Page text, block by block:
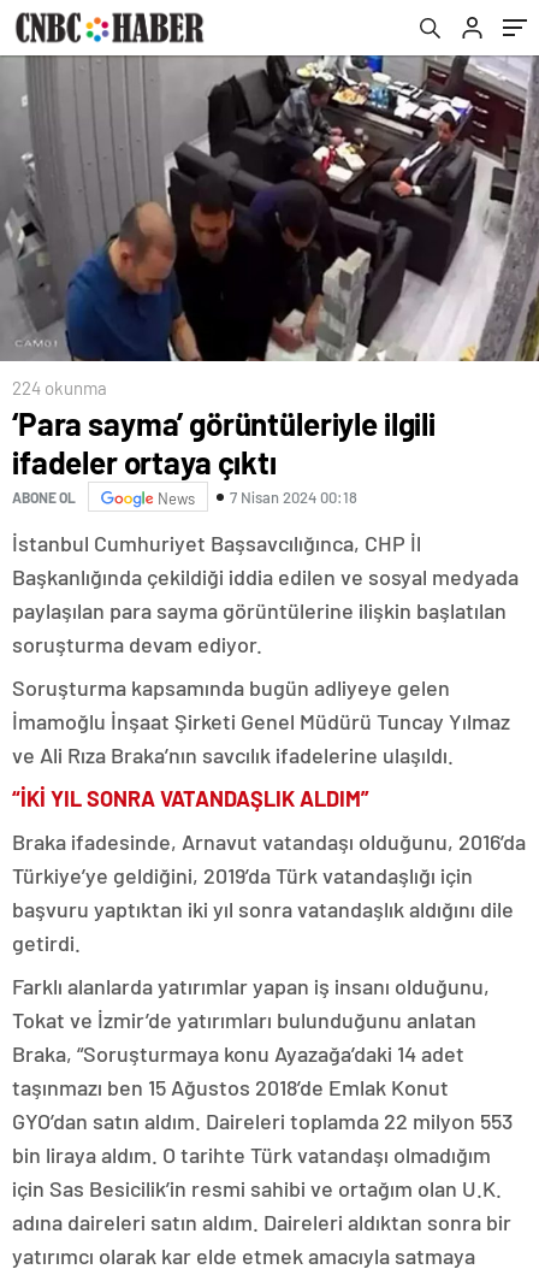
224 okunma
‘Para sayma’ görüntüleriyle ilgili
ifadeler ortaya çıktı
ABONE OL News 7 Nisan 2024 00:18
İstanbul Cumhuriyet Başsavcılığınca, CHP İl
Başkanlığında çekildiği iddia edilen ve sosyal medyada
paylaşılan para sayma görüntülerine ilişkin başlatılan
soruşturma devam ediyor.
Soruşturma kapsamında bugün adliyeye gelen
İmamoğlu İnşaat Şirketi Genel Müdürü Tuncay Yılmaz
ve Ali Rıza Braka’nın savcılık ifadelerine ulaşıldı.
“İKİ YIL SONRA VATANDAŞLIK ALDIM”
Braka ifadesinde, Arnavut vatandaşı olduğunu, 2016’da
Türkiye’ye geldiğini, 2019’da Türk vatandaşlığı için
başvuru yaptıktan iki yıl sonra vatandaşlık aldığını dile
getirdi.
Farklı alanlarda yatırımlar yapan iş insanı olduğunu,
Tokat ve İzmir’de yatırımları bulunduğunu anlatan
Braka, “Soruşturmaya konu Ayazağa’daki 14 adet
taşınmazı ben 15 Ağustos 2018’de Emlak Konut
GYO’dan satın aldım. Daireleri toplamda 22 milyon 553
bin liraya aldım. O tarihte Türk vatandaşı olmadığım
için Sas Besicilik’in resmi sahibi ve ortağım olan U.K.
adına daireleri satın aldım. Daireleri aldıktan sonra bir
yatırımcı olarak kar elde etmek amacıyla satmaya